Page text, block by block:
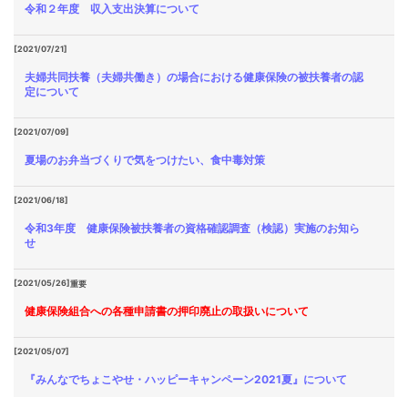
令和２年度 収入支出決算について
[2021/07/21]
夫婦共同扶養（夫婦共働き）の場合における健康保険の被扶養者の認
定について
[2021/07/09]
夏場のお弁当づくりで気をつけたい、食中毒対策
[2021/06/18]
令和3年度 健康保険被扶養者の資格確認調査（検認）実施のお知ら
せ
[2021/05/26]重要
健康保険組合への各種申請書の押印廃止の取扱いについて
[2021/05/07]
『みんなでちょこやせ・ハッピーキャンペーン2021夏』について